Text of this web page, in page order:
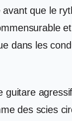
que le
dans les
guitare
des scies